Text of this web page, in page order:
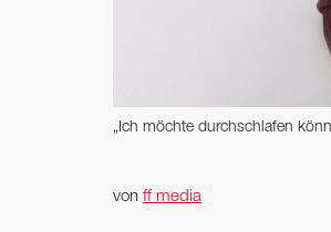
„Ich möchte durchschlafen
von ff media